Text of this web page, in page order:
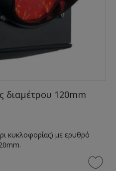
διαμέτρου 120mm
κυκλοφορίας) με ερυθρό